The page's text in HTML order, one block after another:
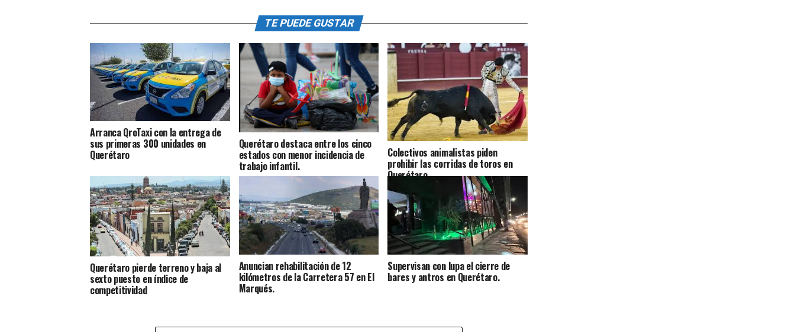
TE PUEDE GUSTAR
Arranca QroTaxi con la entrega de
sus primeras 300 unidades en
Querétaro
Querétaro destaca entre los cinco
estados con menor incidencia de
trabajo infantil.
Colectivos animalistas piden
prohibir las corridas de toros en
Querétaro.
Querétaro pierde terreno y baja al
sexto puesto en índice de
competitividad
Anuncian rehabilitación de 12
kilómetros de la Carretera 57 en El
Marqués.
Supervisan con lupa el cierre de
bares y antros en Querétaro.